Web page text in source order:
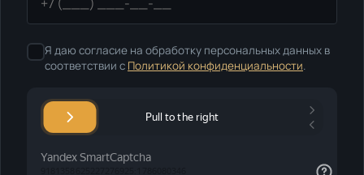
Я даю согласие на обработку персональных данных в
соответствии с Политикой конфиденциальности.